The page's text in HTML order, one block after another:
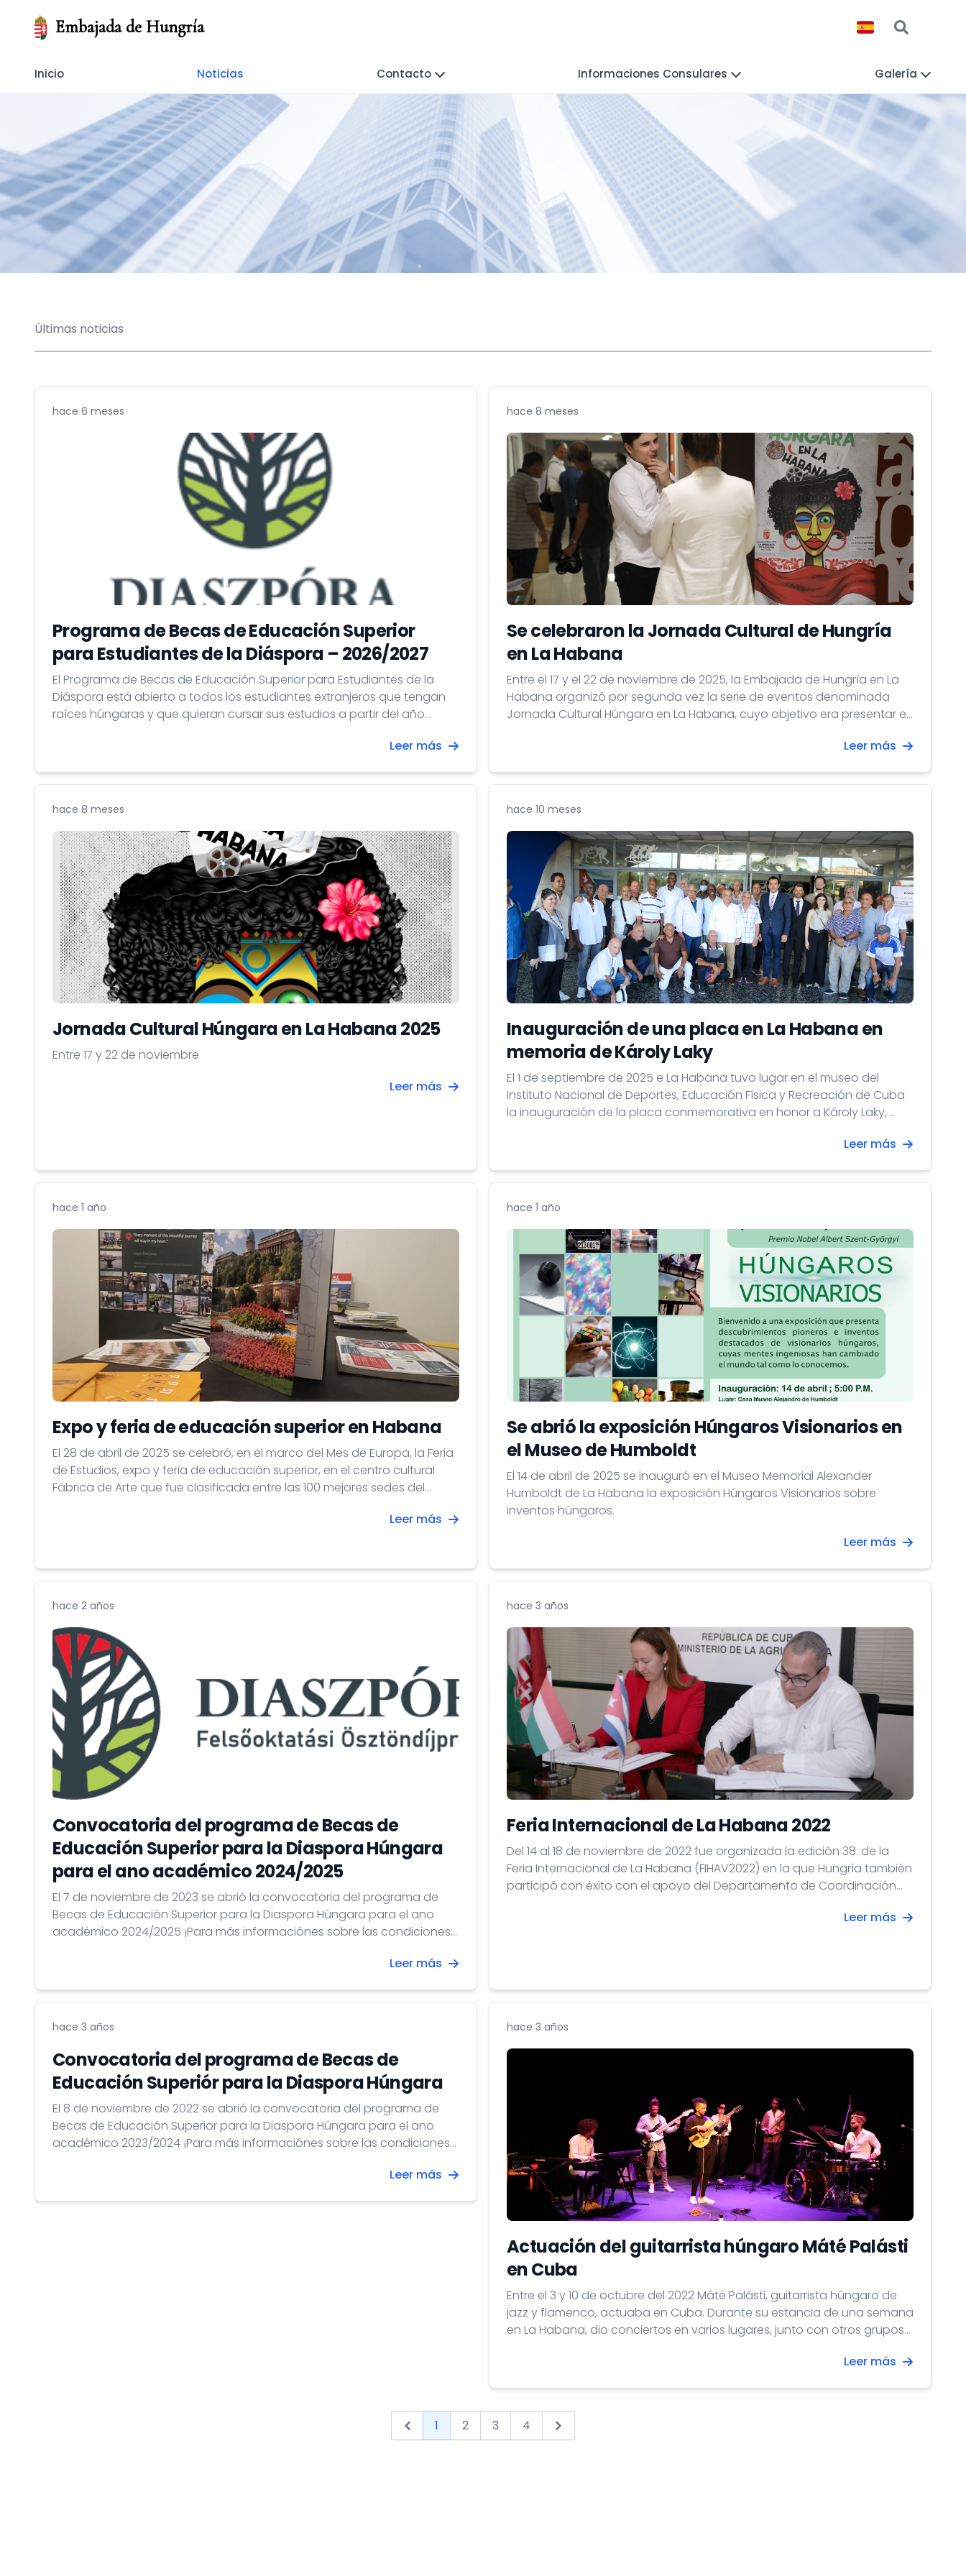
Embajada de Hungría
Inicio Noticias Contacto Informaciones Consulares Galería
Últimas noticias
hace 6 meses
Programa de Becas de Educación Superior
para Estudiantes de la Diáspora – 2026/2027
El Programa de Becas de Educación Superior para Estudiantes de la
Diáspora está abierto a todos los estudiantes extranjeros que tengan
raíces húngaras y que quieran cursar sus estudios a partir del año
Leer más
hace 8 meses
Se celebraron la Jornada Cultural de Hungría
en La Habana
Entre el 17 y el 22 de noviembre de 2025, la Embajada de Hungría en La
Habana organizó por segunda vez la serie de eventos denominada
Jornada Cultural Húngara en La Habana, cuyo objetivo era presentar el
Hungría, lo que brindó la oportunidad de fortalecer aún más laLeer más
hace 8 meses
Jornada Cultural Húngara en La Habana 2025
Entre 17 y 22 de noviembre
Leer más
hace 10 meses
Inauguración de una placa en La Habana en
memoria de Károly Laky
El 1 de septiembre de 2025 e La Habana tuvo lugar en el museo del
Instituto Nacional de Deportes, Educación Física y Recreación de Cuba
la inauguración de la placa conmemorativa en honor a Károly Laky,
Leer más
hace 1 año
Expo y feria de educación superior en Habana
El 28 de abril de 2025 se celebró, en el marco del Mes de Europa, la Feria
de Estudios, expo y feria de educación superior, en el centro cultural
Fábrica de Arte que fue clasificada entre las 100 mejores sedes del
Leer más
hace 1 año
Se abrió la exposición Húngaros Visionarios en
el Museo de Humboldt
El 14 de abril de 2025 se inauguró en el Museo Memorial Alexander
Humboldt de La Habana la exposición Húngaros Visionarios sobre
inventos húngaros.
Leer más
hace 2 años
Convocatoria del programa de Becas de
Educación Superior para la Diaspora Húngara
para el ano académico 2024/2025
El 7 de noviembre de 2023 se abrió la convocatoria del programa de
Becas de Educación Superior para la Diaspora Húngara para el ano
académico 2024/2025 ¡Para más informaciónes sobre las condiciones
Leer más
hace 3 años
Feria Internacional de La Habana 2022
Del 14 al 18 de noviembre de 2022 fue organizada la edición 38. de la
Feria Internacional de La Habana (FIHAV2022) en la que Hungría también
participó con éxito con el apoyo del Departamento de Coordinación
de Comercio Exterior, y organizado por nuestra embajada, con un
Leer más
hace 3 años
Convocatoria del programa de Becas de
Educación Superiór para la Diaspora Húngara
El 8 de noviembre de 2022 se abrió la convocatoria del programa de
Becas de Educación Superior para la Diaspora Húngara para el ano
académico 2023/2024 ¡Para más informaciónes sobre las condiciones
Leer más
hace 3 años
Actuación del guitarrista húngaro Máté Palásti
en Cuba
Entre el 3 y 10 de octubre del 2022 Máté Palásti, guitarrista húngaro de
jazz y flamenco, actuaba en Cuba. Durante su estancia de una semana
en La Habana, dio conciertos en varios lugares, junto con otros grupos
Leer más
1 2 3 4 Next &raquo;